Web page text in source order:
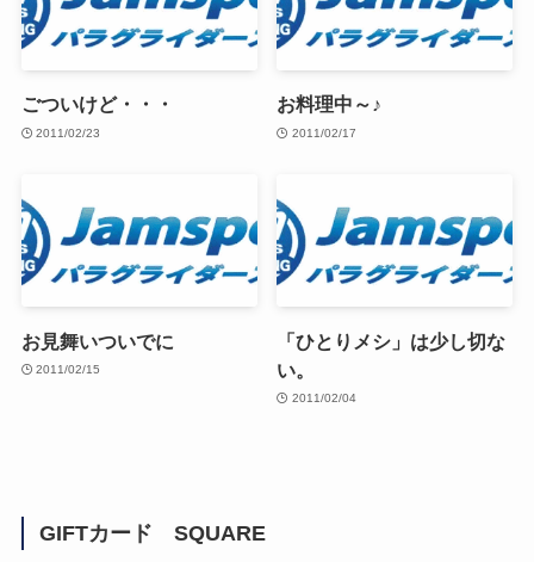
ごついけど・・・
2011/02/23
お料理中～♪
2011/02/17
お見舞いついでに
2011/02/15
「ひとりメシ」は少し切な
い。
2011/02/04
GIFTカード SQUARE